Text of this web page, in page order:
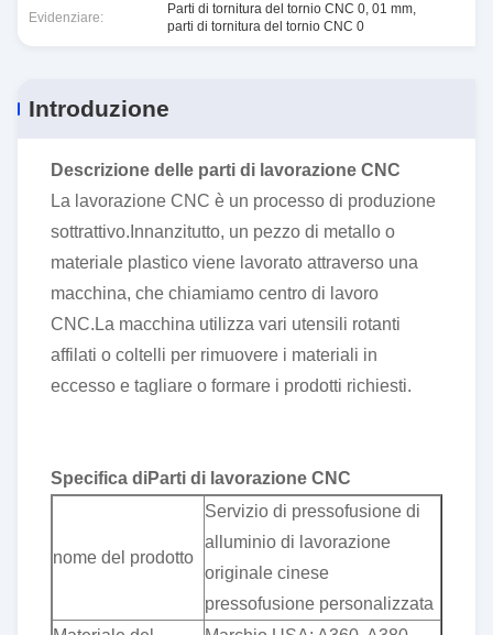
Evidenziare:
Parti di tornitura del tornio CNC 0, 01 mm,
parti di tornitura del tornio CNC 0
Introduzione
Descrizione delle parti di lavorazione CNC
La lavorazione CNC è un processo di produzione
sottrattivo.Innanzitutto, un pezzo di metallo o
materiale plastico viene lavorato attraverso una
macchina, che chiamiamo centro di lavoro
CNC.La macchina utilizza vari utensili rotanti
affilati o coltelli per rimuovere i materiali in
eccesso e tagliare o formare i prodotti richiesti.
Specifica diParti di lavorazione CNC
nome del prodotto
Servizio di pressofusione di
alluminio di lavorazione
originale cinese
pressofusione personalizzata